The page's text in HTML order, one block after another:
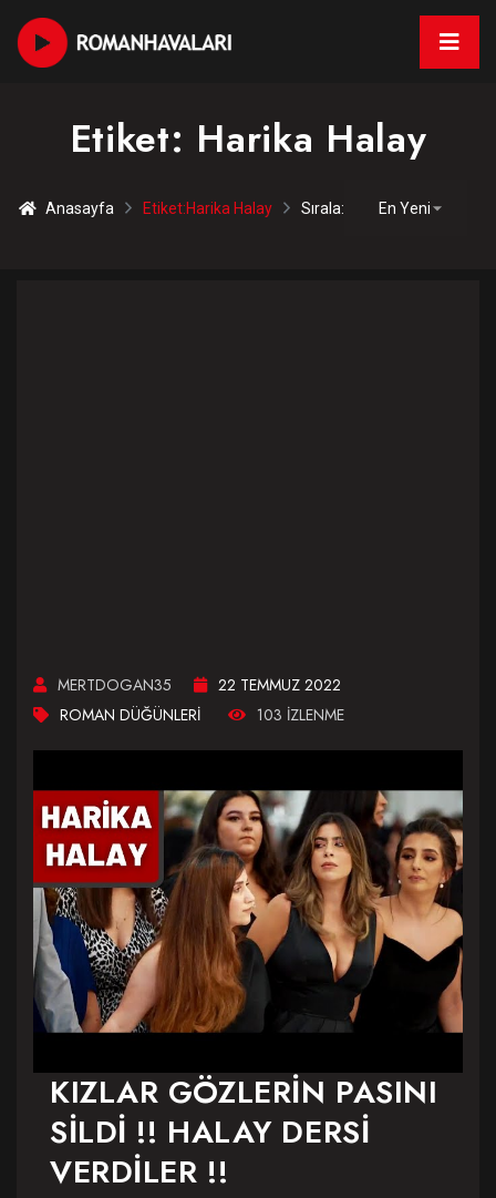
Etiket: Harika Halay
Anasayfa Etiket:Harika Halay Sırala:
MERTDOGAN35
22 TEMMUZ 2022
ROMAN DÜĞÜNLERI
103 IZLENME
KIZLAR GÖZLERİN PASINI
SİLDİ !! HALAY DERSİ
VERDİLER !!